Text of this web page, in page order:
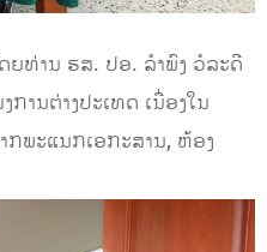
ຍທ່ານ ຮສ. ປອ. ລຳພົງ ວໍລະດີ
ານຕ່າງປະເທດ ເນື່ອງໃນ
ກພະແນກເອກະສານ, ຫ້ອງ